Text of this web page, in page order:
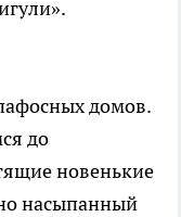
домов.
до
новенькие
насыпанный